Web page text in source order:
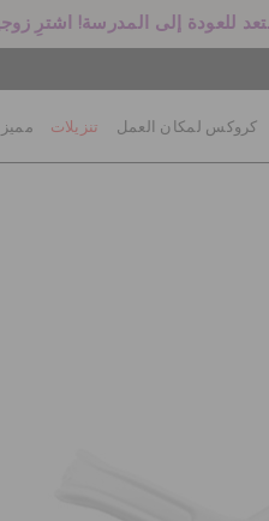
كروكس لمكان العمل تنزيلات مميز